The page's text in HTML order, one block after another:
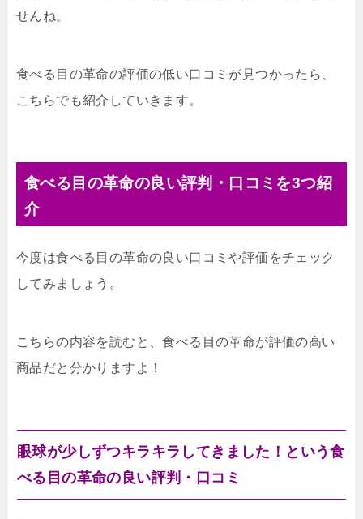
せんね。
食べる目の革命の評価の低い口コミが見つかったら、
こちらでも紹介していきます。
食べる目の革命の良い評判・口コミを3つ紹
介
今度は食べる目の革命の良い口コミや評価をチェック
してみましょう。
こちらの内容を読むと、食べる目の革命が評価の高い
商品だと分かりますよ！
眼球が少しずつキラキラしてきました！という食
べる目の革命の良い評判・口コミ